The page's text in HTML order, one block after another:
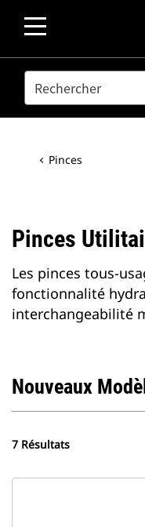
SEARCH
Pinces
Pinces
Les pinces tous-
fonctionnalité
interchangeabilité
Nouveaux
7 Résultats